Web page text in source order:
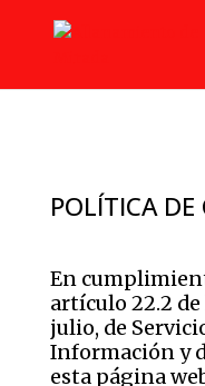
POLÍTICA DE
En
artículo 22.2 de
julio, de
Información y
esta página